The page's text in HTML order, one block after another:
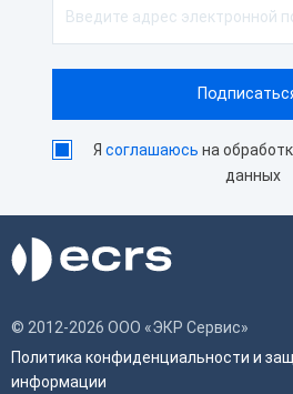
Ясоглашаюсь на
данных
© 2012-2026 ООО «ЭКР Сервис»
Политика конфиденциальности и
информации